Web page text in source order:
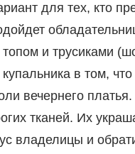
для тех, кто
и трусиками
в том,
вечернего
тканей. Их
владелицы и